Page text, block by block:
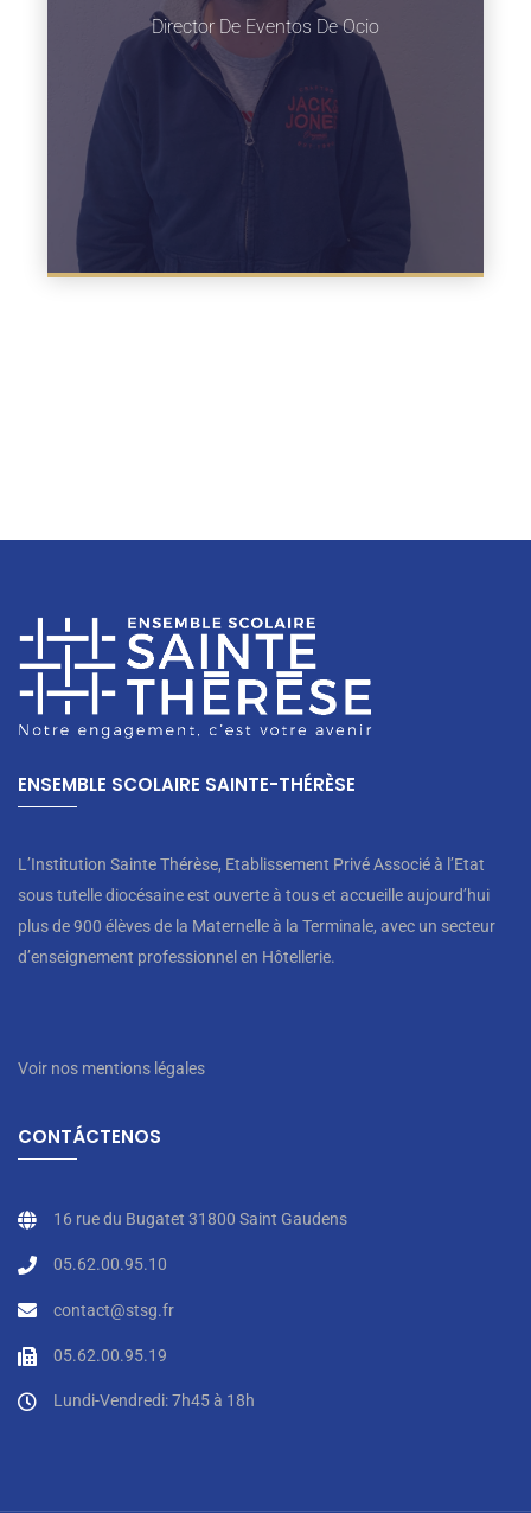
Director De Eventos De Ocio
ENSEMBLE SCOLAIRE SAINTE-THÉRÈSE
L’Institution Sainte Thérèse, Etablissement Privé Associé à l’Etat
sous tutelle diocésaine est ouverte à tous et accueille aujourd’hui
plus de 900 élèves de la Maternelle à la Terminale, avec un secteur
d’enseignement professionnel en Hôtellerie.
Voir nos mentions légales
CONTÁCTENOS
16 rue du Bugatet 31800 Saint Gaudens
05.62.00.95.10
contact@stsg.fr
05.62.00.95.19
Lundi-Vendredi: 7h45 à 18h